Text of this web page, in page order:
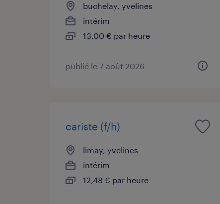
buchelay, yvelines
intérim
13,00 € par heure
publié le 7 août 2026
cariste (f/h)
limay, yvelines
intérim
12,48 € par heure